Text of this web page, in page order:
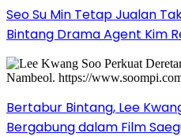
Seo Su Min Tetap Jualan
Bintang Drama Agent Kim
Bertabur Bintang, Lee
Bergabung dalam Film